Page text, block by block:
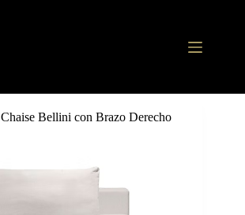
Chaise Bellini con Brazo Derecho